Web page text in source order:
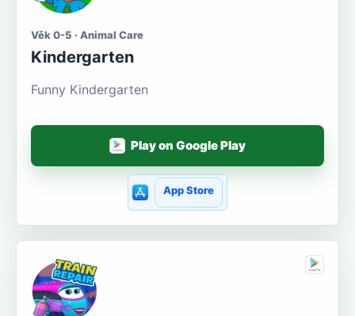
Věk 0-5 · Animal Care
Kindergarten
Funny Kindergarten
Play on Google Play
App Store